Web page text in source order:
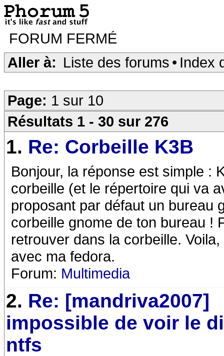
FORUM FERMÉ
Aller à: Liste des forums • Index
Page: 1 sur 10
Résultats 1 - 30 sur 276
1. Re: Corbeille K3B
Bonjour, la réponse est simple :
corbeille (et le répertoire qui va
proposant par défaut un bureau
corbeille gnome de ton bureau !
retrouver dans la corbeille.
avec ma fedora.
Forum: Multimedia
2. Re: [mandriva2007]
impossible de voir le
ntfs